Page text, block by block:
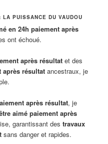
PUISSANCE DU VAUDOU
en 24h paiement après
ont échoué.
après résultat et des
après résultat ancestraux, je
après résultat, je
aimé paiement après
garantissant destravaux
sans danger et rapides.